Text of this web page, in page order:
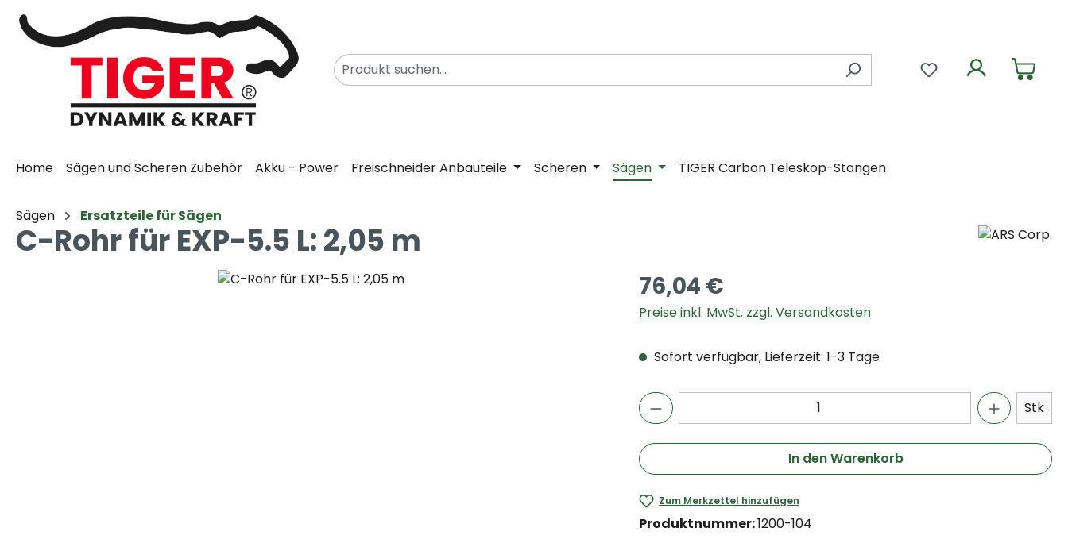
Hauptinhalt springen
Zur Suche springen
Zur Hauptnavigation springen
Du hast 0
Home Sägen und Scheren Zubehör Akku - Power Freischneider Anbauteile Scheren Sägen TIGER Carbon Teleskop-Stangen
Sägen Ersatzteile für Sägen
C-Rohr für EXP-5.5 L: 2,05 m
76,04 €
Preise inkl. MwSt. zzgl. Versandkosten
Sofort verfügbar, Lieferzeit: 1-3 Tage
Stk
In den Warenkorb
Zum Merkzettel hinzufügen
Produktnummer:1200-104